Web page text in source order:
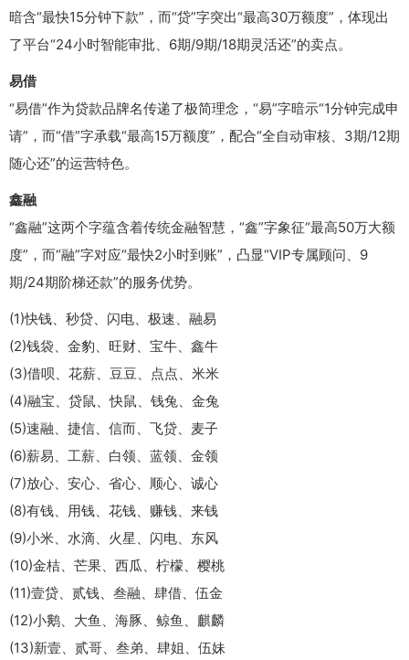
暗含“最快15分钟下款”，而“贷”字突出“最高30万额度”，体现出
了平台“24小时智能审批、6期/9期/18期灵活还”的卖点。
易借
“易借”作为贷款品牌名传递了极简理念，“易”字暗示“1分钟完成申
请”，而“借”字承载“最高15万额度”，配合“全自动审核、3期/12期
随心还”的运营特色。
鑫融
“鑫融”这两个字蕴含着传统金融智慧，“鑫”字象征“最高50万大额
度”，而“融”字对应“最快2小时到账”，凸显“VIP专属顾问、9
期/24期阶梯还款”的服务优势。
(1)快钱、秒贷、闪电、极速、融易
(2)钱袋、金豹、旺财、宝牛、鑫牛
(3)借呗、花薪、豆豆、点点、米米
(4)融宝、贷鼠、快鼠、钱兔、金兔
(5)速融、捷信、信而、飞贷、麦子
(6)薪易、工薪、白领、蓝领、金领
(7)放心、安心、省心、顺心、诚心
(8)有钱、用钱、花钱、赚钱、来钱
(9)小米、水滴、火星、闪电、东风
(10)金桔、芒果、西瓜、柠檬、樱桃
(11)壹贷、贰钱、叁融、肆借、伍金
(12)小鹅、大鱼、海豚、鲸鱼、麒麟
(13)新壹、贰哥、叁弟、肆姐、伍妹